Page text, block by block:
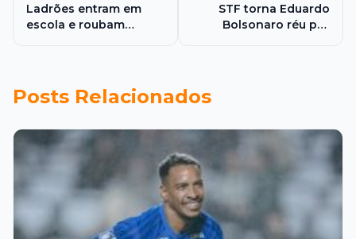
Ladrões entram em
escola e roubam
STF torna Eduardo
Bolsonaro réu por
Posts Relacionados